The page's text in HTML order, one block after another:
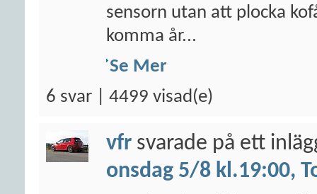
sensorn utan att plocka
komma år...
Se Mer
6 svar | 4499 visad(e)
vfr svarade på ett
onsdag 5/8 kl.19:00,